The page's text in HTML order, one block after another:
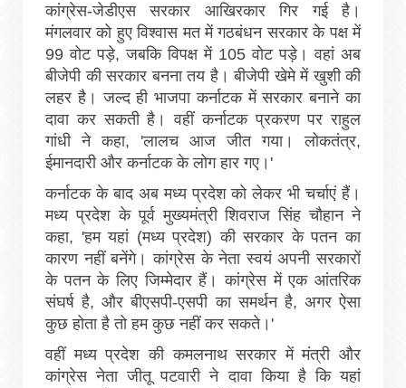
कांग्रेस-जेडीएस सरकार आखिरकार गिर गई है।
मंगलवार को हुए विश्वास मत में गठबंधन सरकार के पक्ष में
99 वोट पड़े, जबकि विपक्ष में 105 वोट पड़े। वहां अब
बीजेपी की सरकार बनना तय है। बीजेपी खेमे में खुशी की
लहर है। जल्द ही भाजपा कर्नाटक में सरकार बनाने का
दावा कर सकती है। वहीं कर्नाटक प्रकरण पर राहुल
गांधी ने कहा, 'लालच आज जीत गया। लोकतंत्र,
ईमानदारी और कर्नाटक के लोग हार गए।'
कर्नाटक के बाद अब मध्य प्रदेश को लेकर भी चर्चाएं हैं।
मध्य प्रदेश के पूर्व मुख्यमंत्री शिवराज सिंह चौहान ने
कहा, 'हम यहां (मध्य प्रदेश) की सरकार के पतन का
कारण नहीं बनेंगे। कांग्रेस के नेता स्वयं अपनी सरकारों
के पतन के लिए जिम्मेदार हैं। कांग्रेस में एक आंतरिक
संघर्ष है, और बीएसपी-एसपी का समर्थन है, अगर ऐसा
कुछ होता है तो हम कुछ नहीं कर सकते।'
वहीं मध्य प्रदेश की कमलनाथ सरकार में मंत्री और
कांग्रेस नेता जीतू पटवारी ने दावा किया है कि यहां